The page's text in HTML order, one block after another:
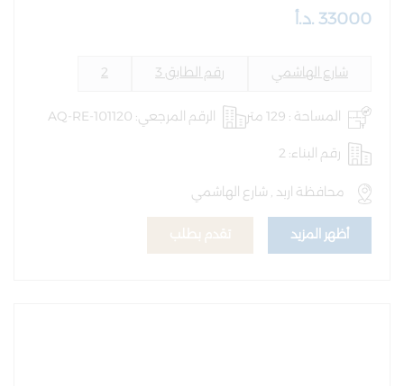
33000 .د.أ
شارع الهاشمي رقم الطابق 3 2
المساحة : 129 متر
الرقم المرجعي: AQ-RE-101120
رقم البناء: 2
محافظة اربد , شارع الهاشمي
أظهر المزيد